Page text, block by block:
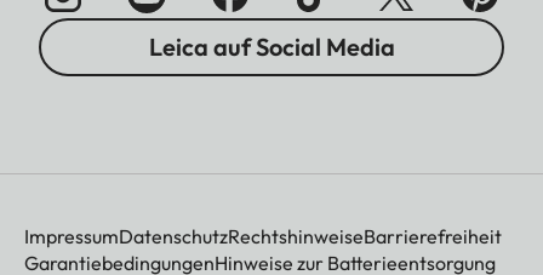
Leica auf Social Media
ImpressumDatenschutzRechtshinweiseBarrierefreiheit
GarantiebedingungenHinweise zur Batterieentsorgung